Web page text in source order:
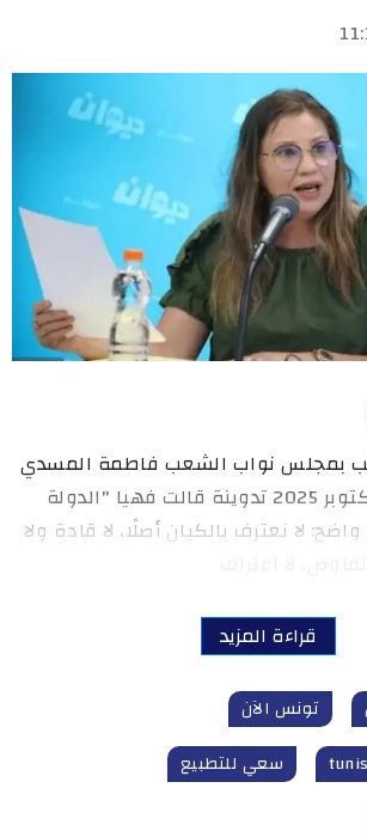
بمجلس نواب الشعب فاطمة المسدي
اليوم الخميس 2 أكتوبر 2025 تدوينة قالت فهيا "الدولة
لا نعترف بالكيان أصلًا، لا قادة ولا
قراءة المزيد
تونس الآن
سعي للتطبيع